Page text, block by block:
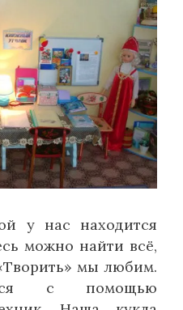
у нас находится
можно найти всё,
мы любим.
с помощью